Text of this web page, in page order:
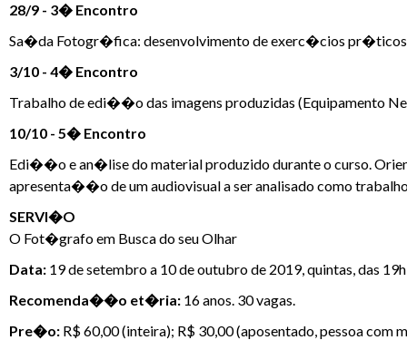
28/9 - 3� Encontro
Sa�da Fotogr�fica: desenvolvimento de exerc�cios
3/10 - 4� Encontro
Trabalho de edi��o das imagens produzidas (Equipamento
10/10 - 5� Encontro
Edi��o e an�lise do material produzido durante o curso.
apresenta��o de um audiovisual a ser analisado como
SERVI�O
O Fot�grafo em Busca do seu Olhar
Data:19 de setembro a 10 de outubro de 2019, quintas, das
Recomenda��o et�ria:16 anos. 30 vagas.
Pre�o:R$ 60,00 (inteira); R$ 30,00 (aposentado, pessoa com